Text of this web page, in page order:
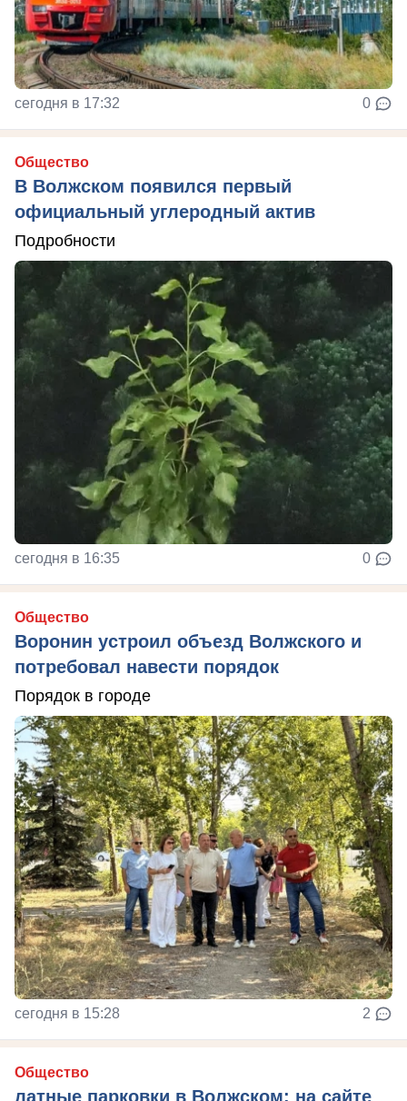
сегодня в 17:32 0
Общество
В Волжском появился первый
официальный углеродный актив
Подробности
сегодня в 16:35 0
Общество
Воронин устроил объезд Волжского и
потребовал навести порядок
Порядок в городе
сегодня в 15:28 2
Общество
латные парковки в Волжском: на сайте